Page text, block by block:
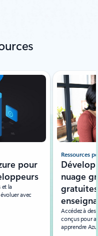
pour
et la
avec
Ressources
nuage
Accédez à
conçus pour
apprendre